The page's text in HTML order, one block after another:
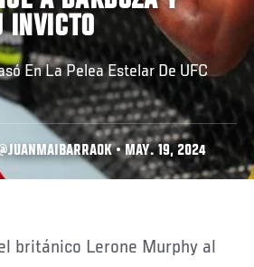
INVICTO
En La Pelea Estelar De UFC
• MAY. 19, 2024